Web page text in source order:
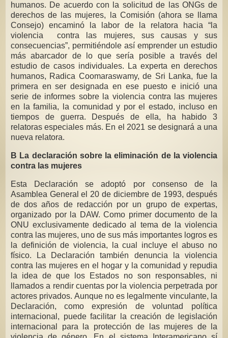
humanos. De acuerdo con la solicitud de las ONGs de
derechos de las mujeres, la Comisión (ahora se llama
Consejo) encaminó la labor de la relatora hacia “la
violencia contra las mujeres, sus causas y sus
consecuencias”, permitiéndole así emprender un estudio
más abarcador de lo que sería posible a través del
estudio de casos individuales. La experta en derechos
humanos, Radica Coomaraswamy, de Sri Lanka, fue la
primera en ser designada en ese puesto e inició una
serie de informes sobre la violencia contra las mujeres
en la familia, la comunidad y por el estado, incluso en
tiempos de guerra. Después de ella, ha habido 3
relatoras especiales más. En el 2021 se designará a una
nueva relatora.
B La declaración sobre la eliminación de la violencia
contra las mujeres
Esta Declaración se adoptó por consenso de la
Asamblea General el 20 de diciembre de 1993, después
de dos años de redacción por un grupo de expertas,
organizado por la DAW. Como primer documento de la
ONU exclusivamente dedicado al tema de la violencia
contra las mujeres, uno de sus más importantes logros es
la definición de violencia, la cual incluye el abuso no
físico. La Declaración también denuncia la violencia
contra las mujeres en el hogar y la comunidad y repudia
la idea de que los Estados no son responsables, ni
llamados a rendir cuentas por la violencia perpetrada por
actores privados. Aunque no es legalmente vinculante, la
Declaración, como expresión de voluntad política
internacional, puede facilitar la creación de legislación
internacional para la protección de las mujeres de la